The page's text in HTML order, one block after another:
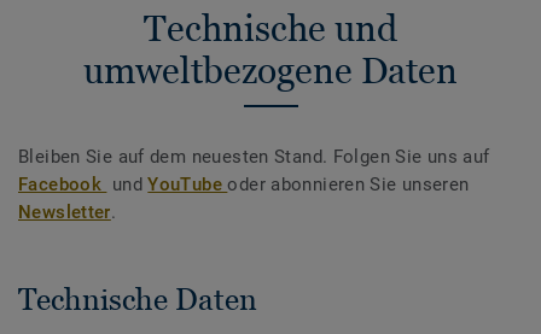
Technische und
umweltbezogene Daten
Bleiben Sie auf dem neuesten Stand. Folgen Sie uns auf
Facebook undYouTubeoder abonnieren Sie unseren
Newsletter.
Technische Daten